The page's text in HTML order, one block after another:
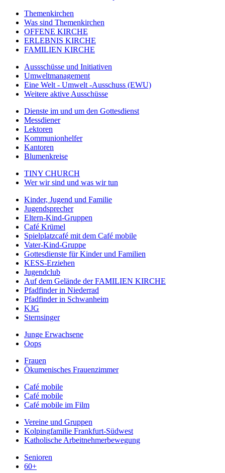
Themenkirchen
Was sind Themenkirchen
OFFENE KIRCHE
ERLEBNIS KIRCHE
FAMILIEN KIRCHE
Aussschüsse und Initiativen
Umweltmanagement
Eine Welt - Umwelt -Ausschuss (EWU)
Weitere aktive Ausschüsse
Dienste im und um den Gottesdienst
Messdiener
Lektoren
Kommunionhelfer
Kantoren
Blumenkreise
TINY CHURCH
Wer wir sind und was wir tun
Kinder, Jugend und Familie
Jugendsprecher
Eltern-Kind-Gruppen
Café Krümel
Spielplatzcafé mit dem Café mobile
Vater-Kind-Gruppe
Gottesdienste für Kinder und Familien
KESS-Erziehen
Jugendclub
Auf dem Gelände der FAMILIEN KIRCHE
Pfadfinder in Niederrad
Pfadfinder in Schwanheim
KJG
Sternsinger
Junge Erwachsene
Oops
Frauen
Ökumenisches Frauenzimmer
Café mobile
Café mobile
Café mobile im Film
Vereine und Gruppen
Kolpingfamilie Frankfurt-Südwest
Katholische Arbeitnehmerbewegung
Senioren
60+